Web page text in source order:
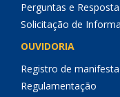
Perguntas e
Solicitação de
OUVIDORIA
Registro de
Regulamentação